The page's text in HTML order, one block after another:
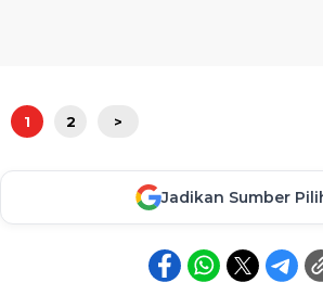
1 2 >
Jadikan Sumber